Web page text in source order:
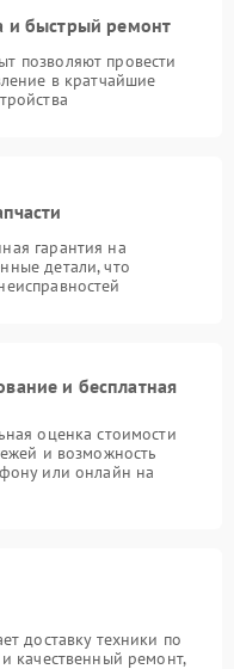
и быстрый ремонт
позволяют провести
в кратчайшие
гарантия на
детали, что
и бесплатная
оценка стоимости
и возможность
или онлайн на
доставку техники по
качественный ремонт,